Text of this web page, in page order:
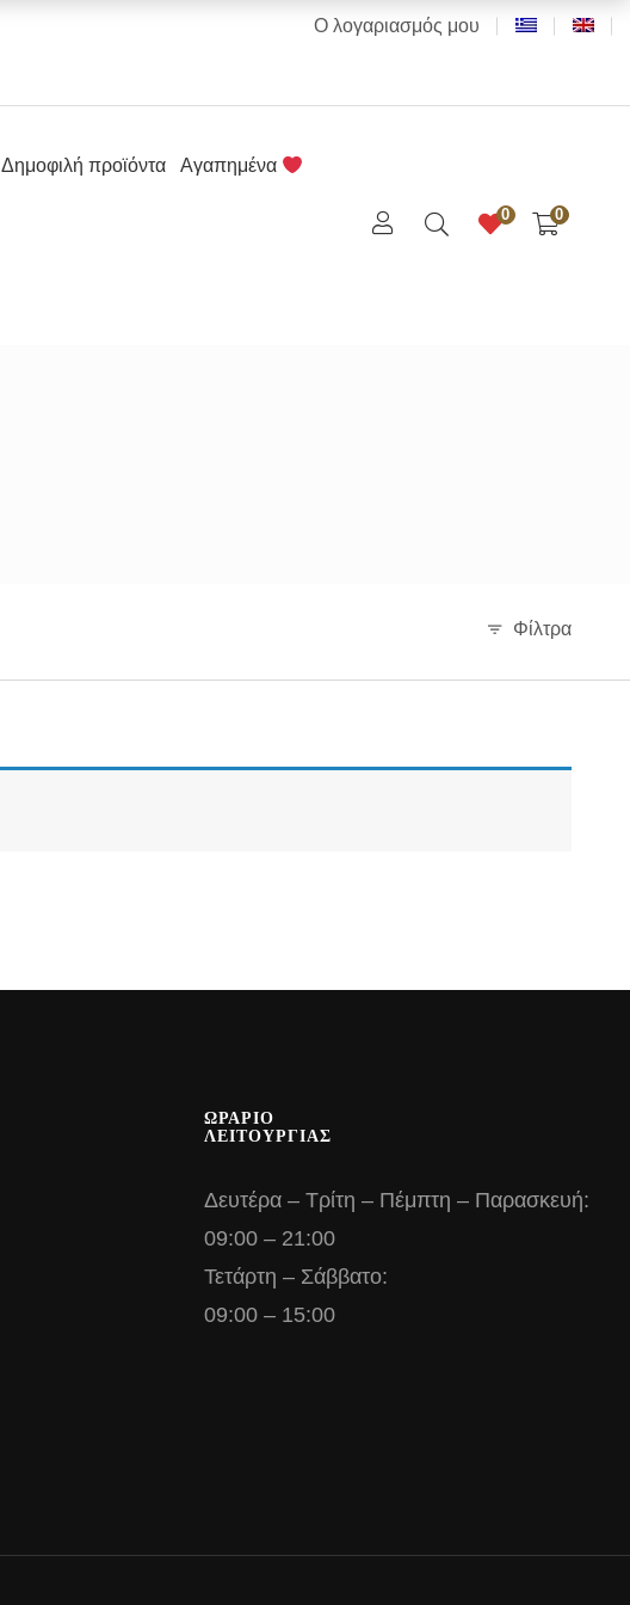
Ο λογαριασμός μου
Δημοφιλή προϊόντα Αγαπημένα
0 0
Φίλτρα
ΩΡΑΡΙΟ
ΛΕΙΤΟΥΡΓΙΑΣ
Δευτέρα – Τρίτη – Πέμπτη – Παρασκευή:
09:00 – 21:00
Τετάρτη – Σάββατο:
09:00 – 15:00